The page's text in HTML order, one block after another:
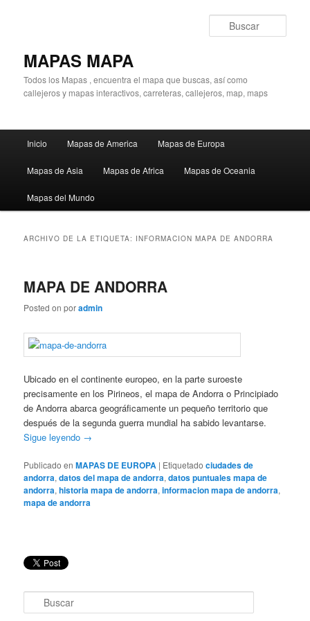
MAPAS MAPA
Todos los Mapas , encuentra el mapa que buscas, así como
callejeros y mapas interactivos, carreteras, callejeros, map, maps
principal
Inicio Mapas de America Mapas de Europa
Mapas de Asia Mapas de Africa Mapas de Oceania
Mapas del Mundo
ARCHIVO DE LA ETIQUETA: INFORMACION MAPA DE ANDORRA
MAPA DE ANDORRA
Posted onporadmin
Ubicado en el continente europeo, en la parte suroeste
precisamente en los Pirineos, el mapa de Andorra o Principiado
de Andorra abarca geográficamente un pequeño territorio que
después de la segunda guerra mundial ha sabido levantarse.
Sigue leyendo →
Publicado en MAPAS DE EUROPA | Etiquetado ciudades de
andorra,datos del mapa de andorra,datos puntuales mapa de
andorra,historia mapa de andorra,informacion mapa de andorra,
mapa de andorra
u